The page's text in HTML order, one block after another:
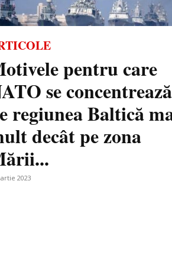
pentru care
se concentrează
regiunea Baltică
decât pe zona
2023